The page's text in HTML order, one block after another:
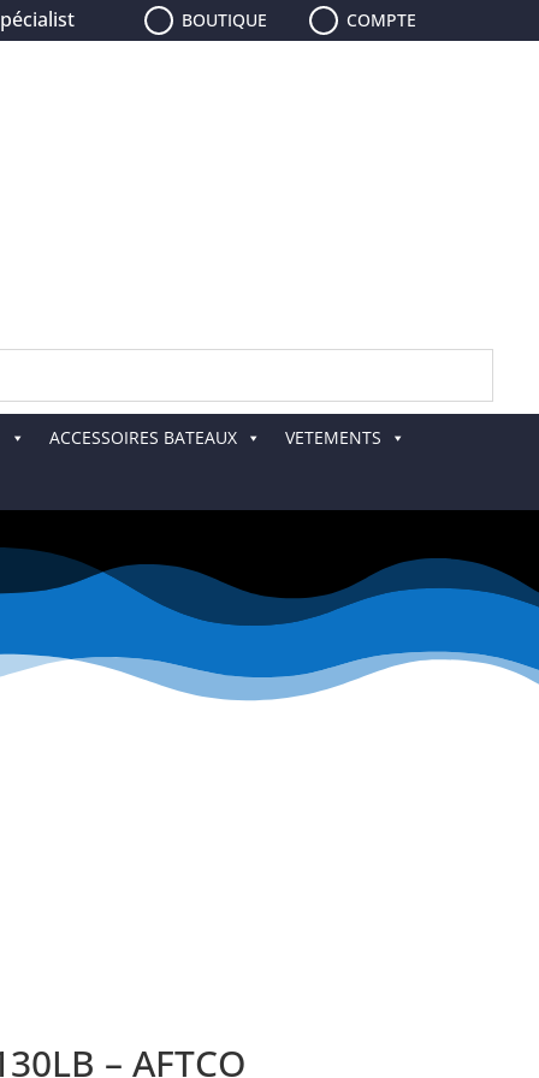
de la pêche, le plus grand choix de leurres, de
BOUTIQUE COMPTE
ACCESSOIRES BATEAUX VETEMENTS
– AFTCO